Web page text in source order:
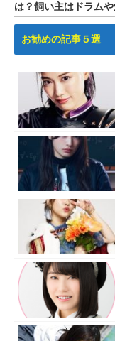
は？飼い主はドラム
お勧めの記事５選